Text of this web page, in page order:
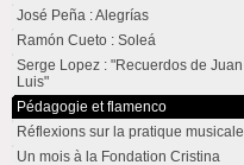
José Peña : Alegrías
Ramón Cueto : Soleá
Serge Lopez : "Recuerdos de Juan
Luis"
Pédagogie et flamenco
Réflexions sur la pratique musicale
Un mois à la Fondation Cristina